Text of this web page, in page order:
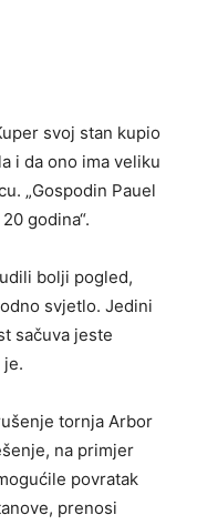
svoj stan kupio
i da ono ima veliku
„Gospodin Pauel
godina“.
bolji pogled,
svjetlo. Jedini
sačuva jeste
je.
tornja Arbor
na primjer
povratak
prenosi